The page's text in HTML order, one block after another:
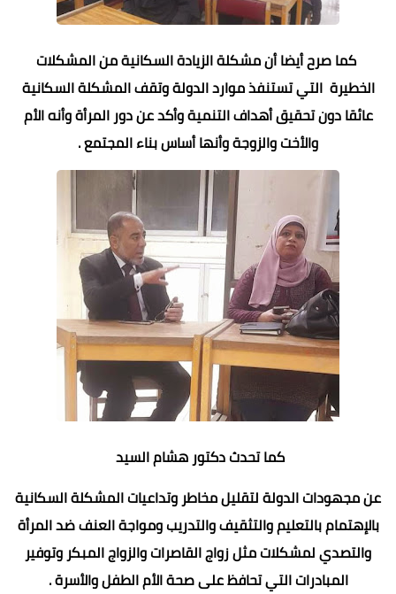
كما صرح أيضا أن مشكلة الزيادة السكانية من المشكلات
الخطيرة التي تستنفذ موارد الدولة وتقف المشكلة السكانية
عائقا دون تحقيق أهداف التنمية وأكد عن دور المرأة وأنه الأم
والأخت والزوجة وأنها أساس بناء المجتمع .
كما تحدث دكتور هشام السيد
عن مجهودات الدولة لتقليل مخاطر وتداعيات المشكلة السكانية
بالإهتمام بالتعليم والتثقيف والتدريبومواجة العنف ضد المرأة
والتصدي لمشكلات مثل زواج القاصرات والزواج المبكر وتوفير
المبادرات التي تحافظ على صحة الأم الطفل والأسرة .